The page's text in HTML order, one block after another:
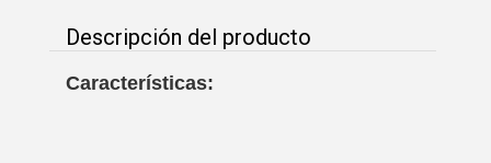
Descripción del producto
Características: